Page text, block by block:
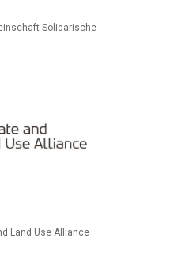
Solidarische
Land Use Alliance